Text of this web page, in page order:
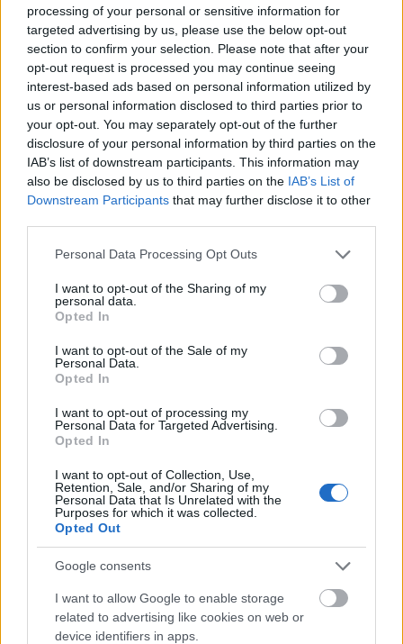
processing of your personal or sensitive information for
targeted advertising by us, please use the below opt-out
section to confirm your selection. Please note that after your
opt-out request is processed you may continue seeing
interest-based ads based on personal information utilized by
us or personal information disclosed to third parties prior to
your opt-out. You may separately opt-out of the further
disclosure of your personal information by third parties on the
IAB’s list of downstream participants. This information may
also be disclosed by us to third parties on the IAB’s List of
Downstream Participants that may further disclose it to other
Please note that this website/app uses one or more Google
not limited to your visit or usage behaviour. You may click to
grant or deny consent to Google and its third-party tags to
use your data for below specified purposes in below Google
consent section.
Personal Data Processing Opt Outs
I want to opt-out of the Sharing of my
personal data.
Opted In
I want to opt-out of the Sale of my
Personal Data.
Opted In
I want to opt-out of processing my
Personal Data for Targeted Advertising.
Opted In
I want to opt-out of Collection, Use,
Retention, Sale, and/or Sharing of my
Personal Data that Is Unrelated with the
Purposes for which it was collected.
Opted Out
Google consents
I want to allow Google to enable storage
related to advertising like cookies on web or
device identifiers in apps.
NRK satser
Helgas verdenscupåpning på Beitostølen står NRK
bak, og da mangler det ikke rutine. Og til tross for
trangere kår i statskanalen, så satset det stort.
50 personer og 19 kameraer vil være i sving for å
gi seerne en god start på langrennsesongen.
Tilrettelagt av Odd Nytrøen
Meld deg på vårt nyhetsbrev
Meld deg på
verde
nsmes
ter –
2
for
sitt
sjette
strake
OL-
femm
ila for
gullet
i
5